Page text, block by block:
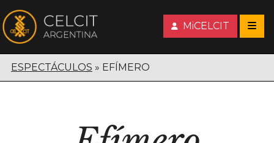
MiCELCIT
ESPECTÁCULOS EFÍMERO